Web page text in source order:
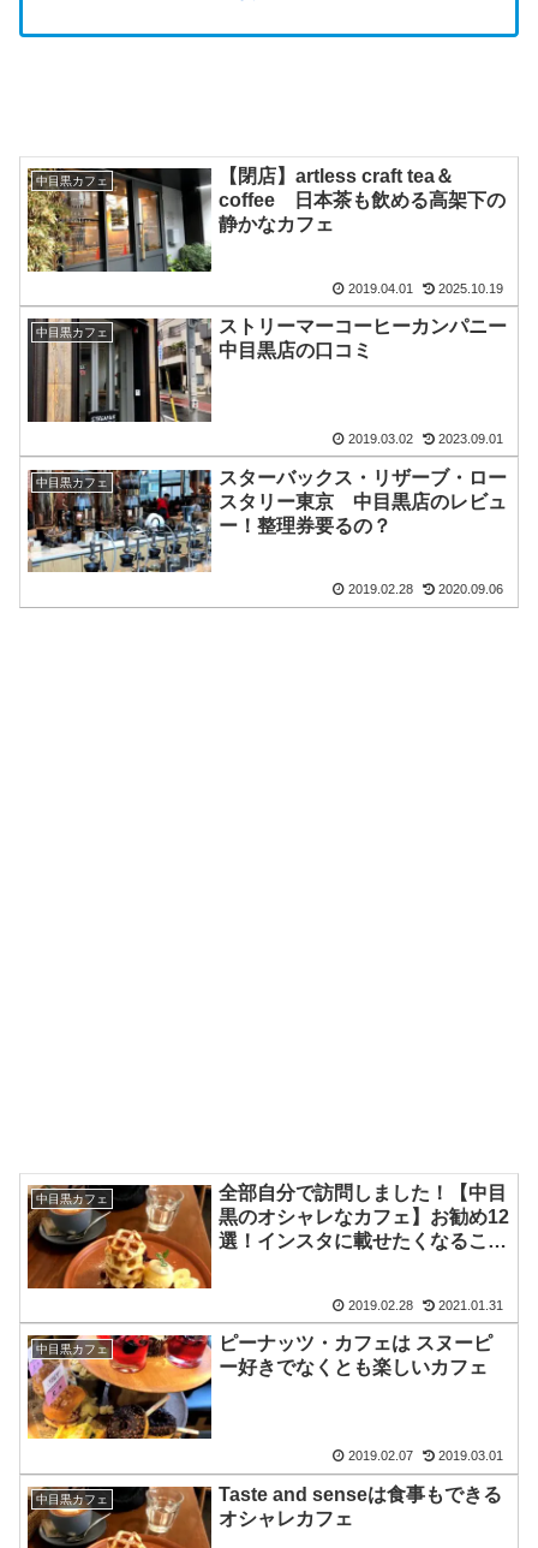
中目黒カフェ
【閉店】artless craft tea＆
coffee 日本茶も飲める高架下の
静かなカフェ
2019.04.01 2025.10.19
中目黒カフェ
ストリーマーコーヒーカンパニー
中目黒店の口コミ
2019.03.02 2023.09.01
中目黒カフェ
スターバックス・リザーブ・ロー
スタリー東京 中目黒店のレビュ
ー！整理券要るの？
2019.02.28 2020.09.06
中目黒カフェ
全部自分で訪問しました！【中目
黒のオシャレなカフェ】お勧め12
選！インスタに載せたくなること
2019.02.28 2021.01.31
中目黒カフェ
ピーナッツ・カフェは スヌーピ
ー好きでなくとも楽しいカフェ
2019.02.07 2019.03.01
中目黒カフェ
Taste and senseは食事もできる
オシャレカフェ